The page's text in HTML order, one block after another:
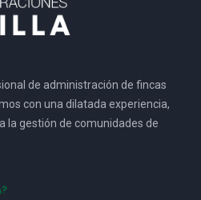
de administración de fincas
con una dilatada experiencia,
la gestión de comunidades de